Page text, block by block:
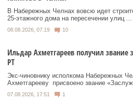
В Набережных Челнах вовсю идет
25‑этажного дома на пересечении улиц ...
08.08.2026, 07:19 10
Ильдар Ахметгареев получил звание
РТ
Экс‑чиновнику исполкома Набережных
Ахметгарееву присвоено звание
07.08.2026, 17:51 1